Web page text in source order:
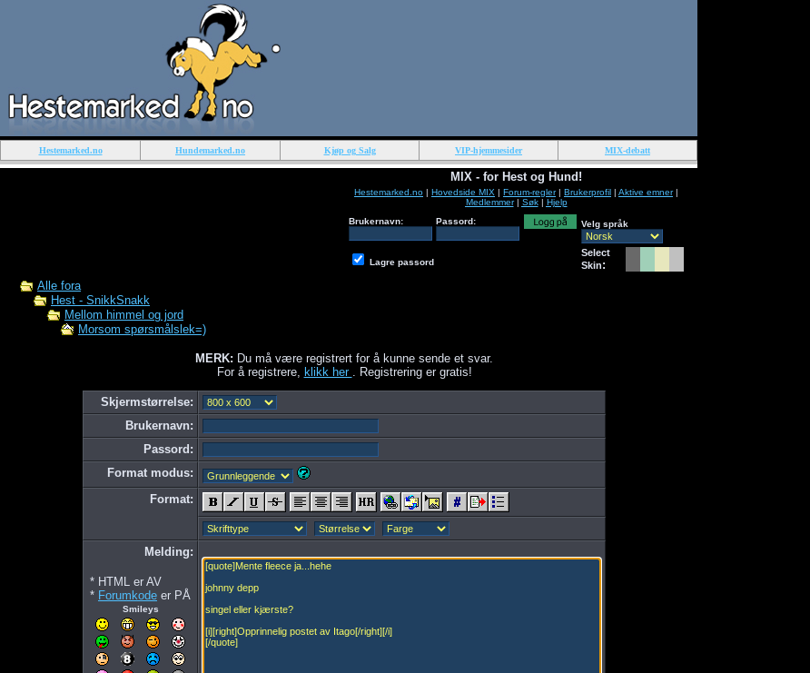
Hestemarked.no Hundemarked.no Kjøp og Salg VIP-hjemmesider MIX-debatt
MIX - for Hest og Hund!
Hestemarked.no | Hovedside MIX | Forum-regler| Brukerprofil | Aktive emner|
Medlemmer| Søk| Hjelp
Brukernavn:
Passord: Velg språk
Lagre passord
Select
Skin:
Alle fora
Hest - SnikkSnakk
Mellom himmel og jord
Morsom spørsmålslek=)
MERK: Du må være registrert for å kunne sende et svar.
For å registrere,
klikk her . Registrering er gratis!
Skjermstørrelse:
Brukernavn:
Passord:
Format modus:
Format:
Melding:
* HTML er AV
* Forumkode er PÅ
Smileys